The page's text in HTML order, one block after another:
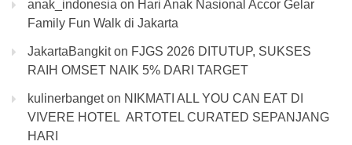
anak_indonesia on Hari Anak Nasional Accor Gelar
Family Fun Walk di Jakarta
JakartaBangkiton FJGS 2026 DITUTUP, SUKSES
RAIH OMSET NAIK 5% DARI TARGET
kulinerbangeton NIKMATI ALL YOU CAN EAT DI
VIVERE HOTEL ARTOTEL CURATED SEPANJANG
HARI